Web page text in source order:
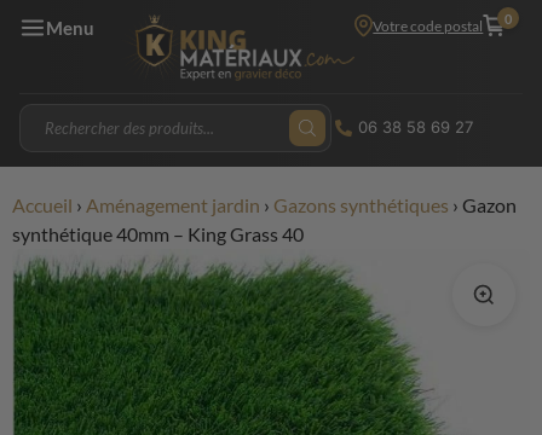
Menu Votre code postal 0
06 38 58 69 27
Accueil › Aménagement jardin › Gazons synthétiques › Gazon
synthétique 40mm – King Grass 40